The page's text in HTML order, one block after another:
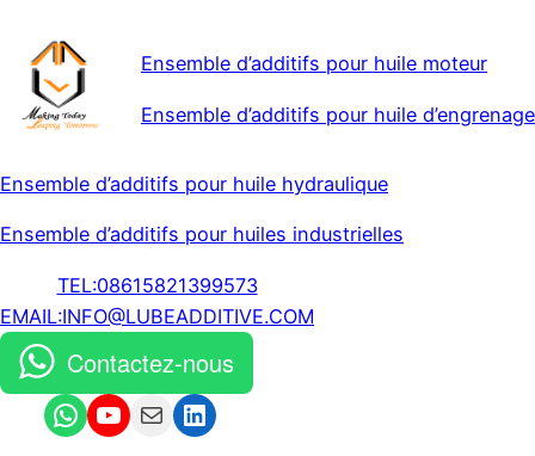
Ensemble d’additifs pour huile moteur
Ensemble d’additifs pour huile d’engrenage
Ensemble d’additifs pour huile hydraulique
Ensemble d’additifs pour huiles industrielles
TEL:08615821399573
EMAIL:INFO@LUBEADDITIVE.COM
Contactez-nous
WhatsApp
YouTube
MailLinkedIn